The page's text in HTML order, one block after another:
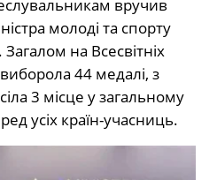
вручив
молоді та спорту
на Всесвітніх
44 медалі, з
3 місце у загальному
усіх країн-учасниць.